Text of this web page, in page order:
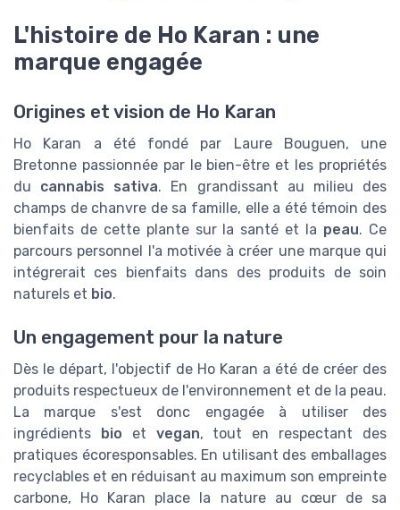
L'histoire de Ho Karan : une
marque engagée
Origines et vision de Ho Karan
Ho Karan a été fondé par Laure Bouguen, une
Bretonne passionnée par le bien-être et les propriétés
du cannabis sativa. En grandissant au milieu des
champs de chanvre de sa famille, elle a été témoin des
bienfaits de cette plante sur la santé et la peau. Ce
parcours personnel l'a motivée à créer une marque qui
intégrerait ces bienfaits dans des produits de soin
naturels et bio.
Un engagement pour la nature
Dès le départ, l'objectif de Ho Karan a été de créer des
produits respectueux de l'environnement et de la peau.
La marque s'est donc engagée à utiliser des
ingrédients
bio et vegan, tout en respectant des
pratiques écoresponsables. En utilisant des emballages
recyclables et en réduisant au maximum son empreinte
carbone, Ho Karan place la nature au cœur de sa